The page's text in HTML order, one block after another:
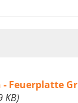
- Feuerplatte
KB)